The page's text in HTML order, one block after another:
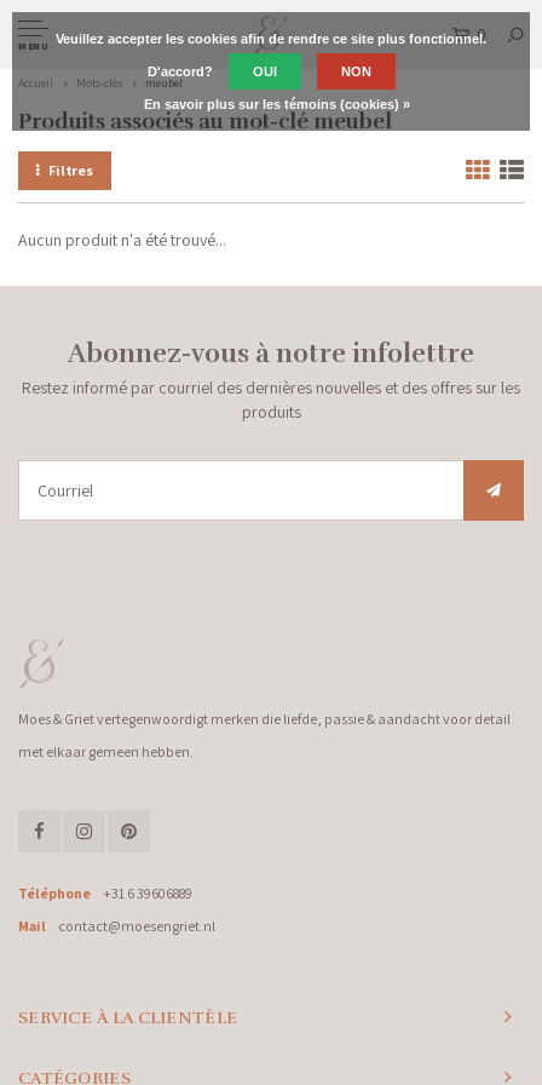
MENU
0
Accueil Mots-clés meubel
Produits associés au mot-clé meubel
Filtres
Aucun produit n'a été trouvé...
Abonnez-vous à notre infolettre
Restez informé par courriel des dernières nouvelles et des offres sur les
produits
Moes & Griet vertegenwoordigt merken die liefde, passie & aandacht voor detail
met elkaar gemeen hebben.
Téléphone
+31 6 39606889
Mail
contact@moesengriet.nl
SERVICE À LA CLIENTÈLE
CATÉGORIES
Veuillez accepter les cookies afin de rendre ce site plus fonctionnel.
D'accord? OUI NON
En savoir plus sur les témoins (cookies) »